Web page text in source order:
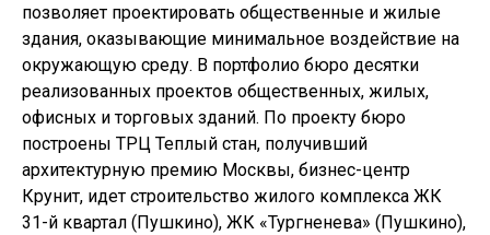
позволяет проектировать общественные и жилые
здания, оказывающие минимальное воздействие на
окружающую среду. В портфолио бюро десятки
реализованных проектов общественных, жилых,
офисных и торговых зданий. По проекту бюро
построены ТРЦ Теплый стан, получивший
архитектурную премию Москвы, бизнес-центр
Крунит, идет строительство жилого комплекса ЖК
31-й квартал (Пушкино), ЖК «Тургненева» (Пушкино),